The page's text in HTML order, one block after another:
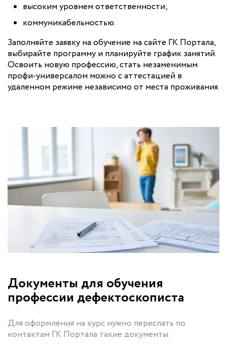
высоким уровнем ответственности;
коммуникабельностью.
Заполняйте заявку на обучение на сайте ГК Портала,
выбирайте программу и планируйте график занятий.
Освоить новую профессию, стать незаменимым
профи-универсалом можно с аттестацией в
удаленном режиме независимо от места проживания.
Документы для обучения
профессии дефектоскописта
Для оформления на курс нужно переслать по
контактам ГК Портала такие документы: